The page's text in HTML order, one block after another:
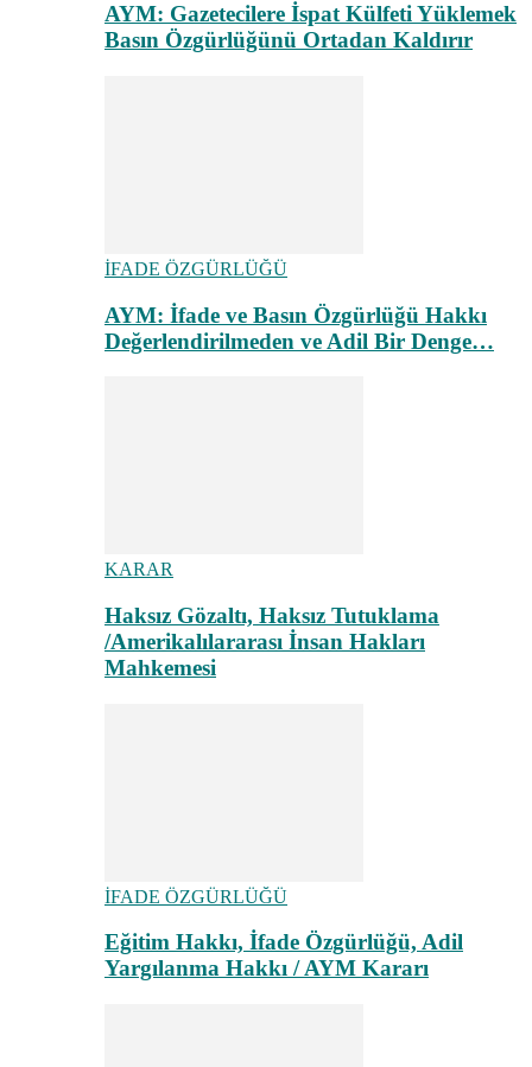
AYM: Gazetecilere İspat Külfeti Yüklemek
Basın Özgürlüğünü Ortadan Kaldırır
İFADE ÖZGÜRLÜĞÜ
AYM: İfade ve Basın Özgürlüğü Hakkı
Değerlendirilmeden ve Adil Bir Denge…
KARAR
Haksız Gözaltı, Haksız Tutuklama
/Amerikalılararası İnsan Hakları
Mahkemesi
İFADE ÖZGÜRLÜĞÜ
Eğitim Hakkı, İfade Özgürlüğü, Adil
Yargılanma Hakkı / AYM Kararı